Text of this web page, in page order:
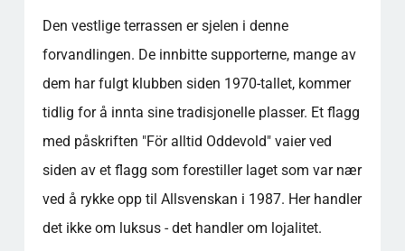
Den vestlige terrassen er sjelen i denne
forvandlingen. De innbitte supporterne, mange av
dem har fulgt klubben siden 1970-tallet, kommer
tidlig for å innta sine tradisjonelle plasser. Et flagg
med påskriften "För alltid Oddevold" vaier ved
siden av et flagg som forestiller laget som var nær
ved å rykke opp til Allsvenskan i 1987. Her handler
det ikke om luksus - det handler om lojalitet.